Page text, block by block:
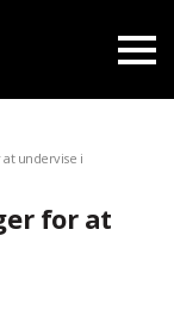
undervise i
for at